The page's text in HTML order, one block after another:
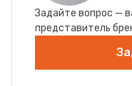
Задайте вопрос —
представитель